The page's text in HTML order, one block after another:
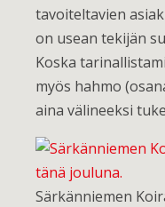
tavoiteltavien
on usean tekijän
Koska
myös hahmo
aina välineeksi
Särkänniemen